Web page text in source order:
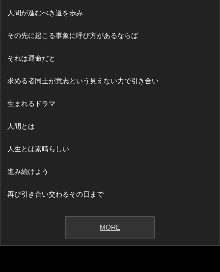
人間が進むべき道を歩み
その先に起こる事象に呼び方があるならば
それは運命だと
求める者同士が意志という見えない力で引き合い
生まれるドラマ
人間とは
人生とは素晴らしい
進み続けよう
再び引き合い交わるその日まで
MORE